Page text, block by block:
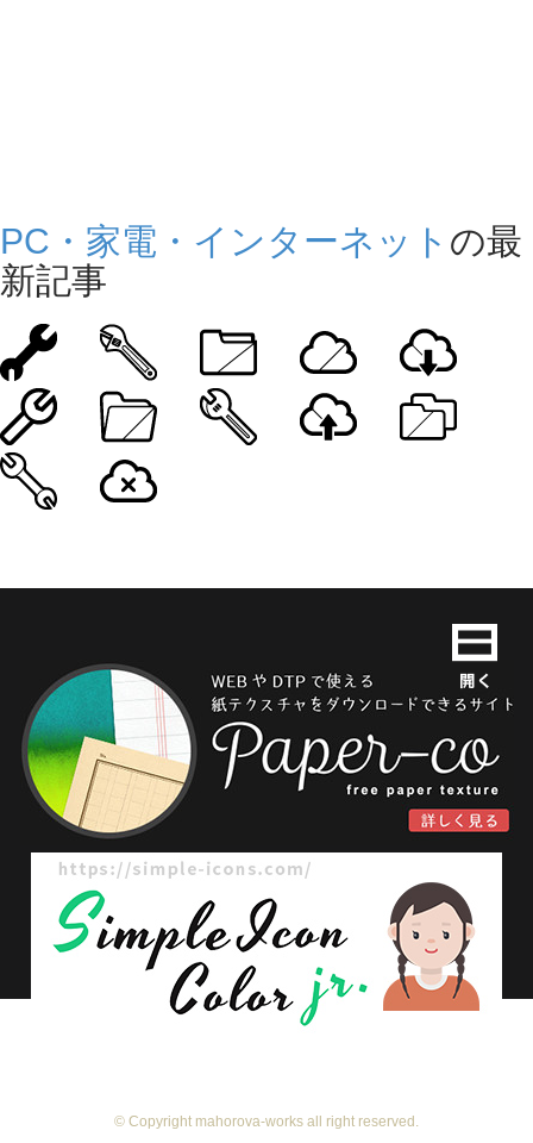
PC・家電・インターネット の最
新記事
© Copyright mahorova-works all right reserved.